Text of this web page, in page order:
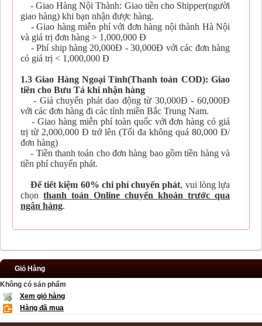
- Giao Hàng Nội Thành: Giao tiền cho Shipper(người
giao hàng) khi bạn nhận được hàng.
- Giao hàng miễn phí với đơn hàng nội thành Hà Nội
và giá trị đơn hàng > 1,000,000 Đ
- Phí ship hàng 20,000Đ - 30,000Đ với các đơn hàng
có giá trị < 1,000,000 Đ
1.3 Giao Hàng Ngoại Tỉnh(Thanh toán COD): Giao
tiền cho Bưu Tá khi nhận hàng
- Giá chuyển phát dao động từ 30,000Đ - 60,000Đ
với các đơn hàng đi các tỉnh miền Bắc Trung Nam.
- Giao hàng miễn phí toàn quốc với đơn hàng có giá
trị từ 2,000,000 Đ trở lên (Tối đa không quá 80,000 Đ/
đơn hàng)
- Tiền thanh toán cho đơn hàng bao gồm tiền hàng và
tiền phí chuyển phát.
Để tiết kiệm 60% chi phí chuyển phát, vui lòng lựa
chọn thanh toán Online chuyển khoản trước qua
ngân hàng.
Giỏ Hàng
Không có sản phẩm
Xem giỏ hàng
Hàng đã mua